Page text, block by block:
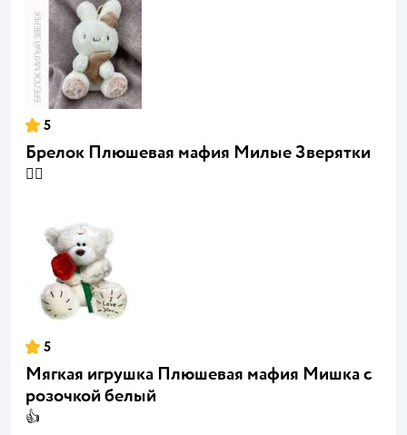
5
Брелок Плюшевая мафия Милые Зверятки
👍🏻
5
Мягкая игрушка Плюшевая мафия Мишка с
розочкой белый
👍